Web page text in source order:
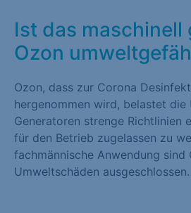
Ist das maschinell
Ozon
Ozon, dass zur Corona
hergenommen wird, belastet
Generatoren strenge Richtlinien
für den Betrieb zugelassen zu
fachmännische Anwendung sind
Umweltschäden ausgeschlossen.